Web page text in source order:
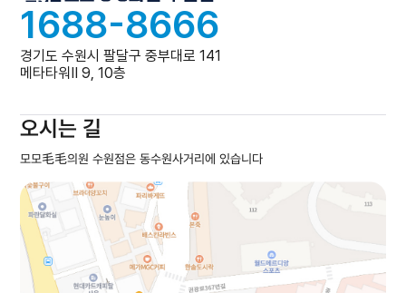
1688-8666
경기도 수원시 팔달구 중부대로 141
메타타워Ⅱ 9, 10층
오시는 길
모모毛毛의원 수원점은 동수원사거리에 있습니다